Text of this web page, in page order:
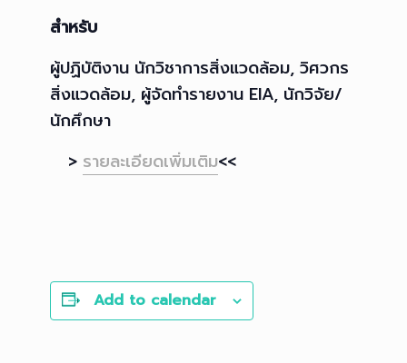
สำหรับ
ผู้ปฏิบัติงาน นักวิชาการสิ่งแวดล้อม, วิศวกร
สิ่งแวดล้อม, ผู้จัดทำรายงาน EIA, นักวิจัย/
นักศึกษา
> รายละเอียดเพิ่มเติม<<
Add to calendar